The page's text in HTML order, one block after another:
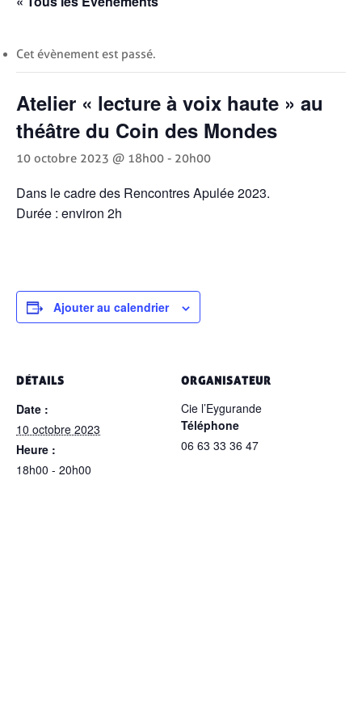
Cet évènement est passé.
Atelier « lecture à voix haute » au
théâtre du Coin des Mondes
10 octobre 2023 @ 18h00 - 20h00
Dans le cadre des Rencontres Apulée 2023.
Durée : environ 2h
Ajouter au calendrier
DÉTAILS
Date :
10 octobre 2023
Heure :
18h00 - 20h00
ORGANISATEUR
Cie l’Eygurande
Téléphone
06 63 33 36 47